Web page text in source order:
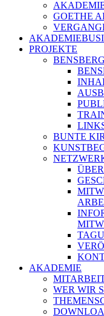
GOETHE
PROJEKTE
BUNTE
AKADEMIE
WER WIR